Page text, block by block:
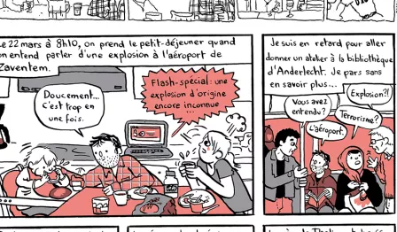
Strip rÃ©alisÃ© Ã quatre mains avec Pascal Girard pendant les
48h de la bd de MontrÃ©al 2009.